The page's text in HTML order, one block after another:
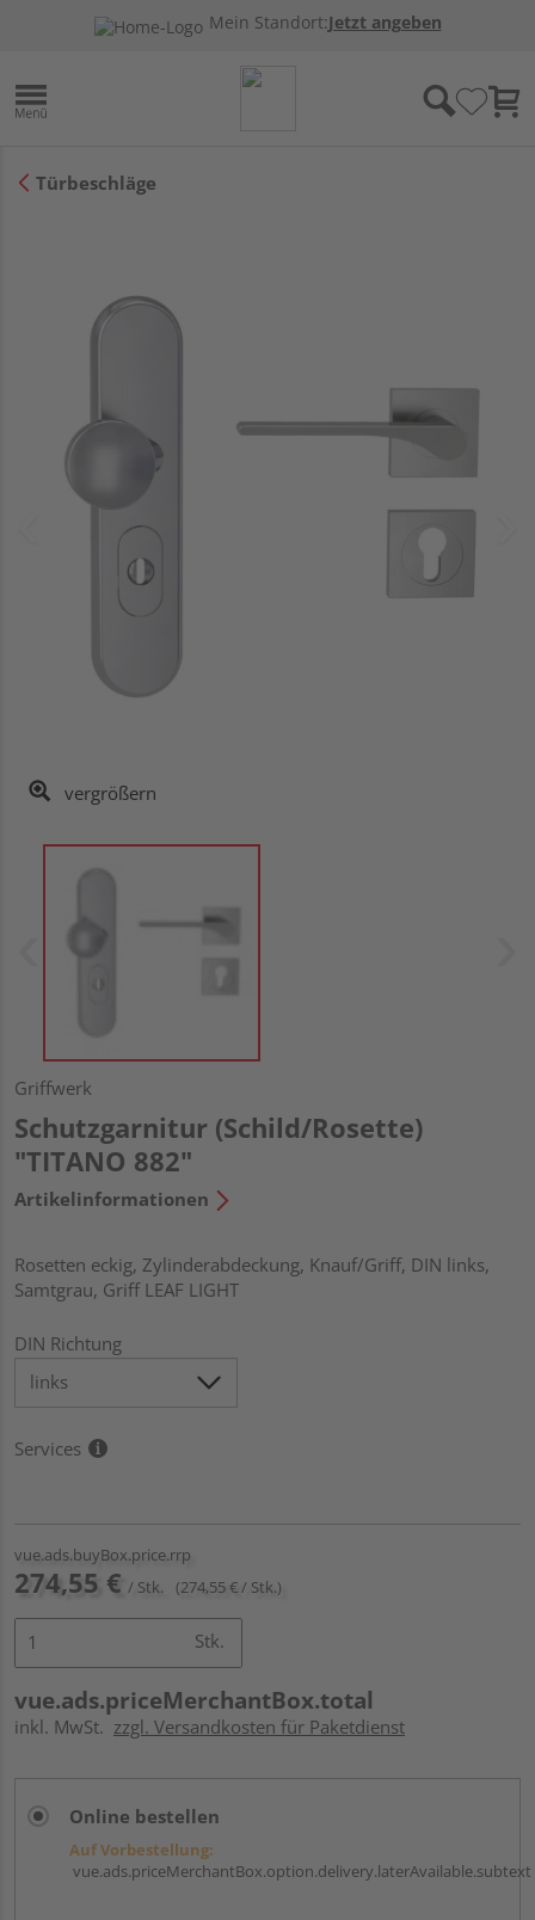
Mein Standort:Jetzt angeben
Türbeschläge
vergrößern
Griffwerk
Schutzgarnitur (Schild/Rosette)
"TITANO 882"
Artikelinformationen
Rosetten eckig, Zylinderabdeckung, Knauf/Griff, DIN links,
Samtgrau, Griff LEAF LIGHT
DIN Richtung
Services
vue.ads.buyBox.price.rrp
274,55 € / Stk. (274,55 € / Stk.)
Stk.
vue.ads.priceMerchantBox.total
inkl. MwSt. zzgl. Versandkosten für Paketdienst
Online bestellen
Auf Vorbestellung:
vue.ads.priceMerchantBox.option.delivery.laterAvailable.subtext